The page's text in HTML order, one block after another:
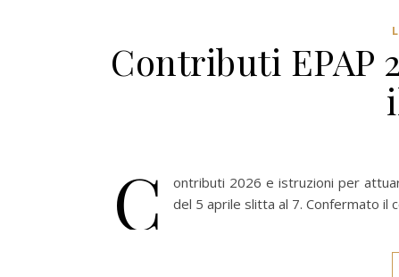
Contributi EPAP
C
ontributi 2026 e istruzioni per
del 5 aprile slitta al 7. Confermato il